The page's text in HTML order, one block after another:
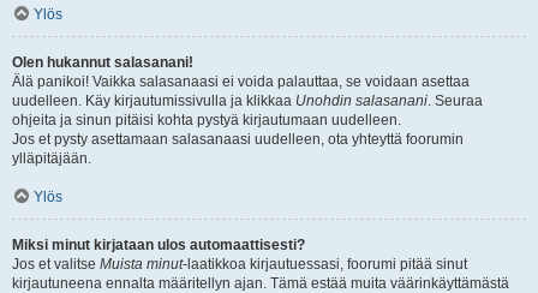
Ylös
Olen hukannut salasanani!
Älä panikoi! Vaikka salasanaasi ei voida palauttaa, se voidaan asettaa
uudelleen. Käy kirjautumissivulla ja klikkaa Unohdin salasanani. Seuraa
ohjeita ja sinun pitäisi kohta pystyä kirjautumaan uudelleen.
Jos et pysty asettamaan salasanaasi uudelleen, ota yhteyttä foorumin
ylläpitäjään.
Ylös
Miksi minut kirjataan ulos automaattisesti?
Jos et valitse Muista minut-laatikkoa kirjautuessasi, foorumi pitää sinut
kirjautuneena ennalta määritellyn ajan. Tämä estää muita väärinkäyttämästä